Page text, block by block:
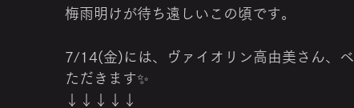
スキンケア・メイク
梅雨明けが待ち遠しいこの頃です。
7/14(金)には、ヴァイオリン高由美さん、
ただきます✨️
↓↓↓↓↓